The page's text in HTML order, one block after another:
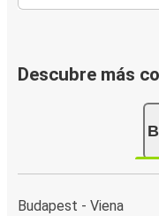
Descubre más
Budapest - Viena